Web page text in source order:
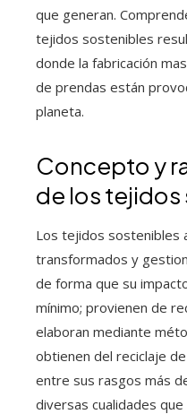
que generan.
tejidos sostenibles
donde la fabricación
de prendas están
planeta.
Concepto y
de los
Los tejidos sostenibles
transformados y
de forma que su
mínimo; provienen de
elaboran mediante
obtienen del reciclaje
entre sus rasgos más
diversas cualidades